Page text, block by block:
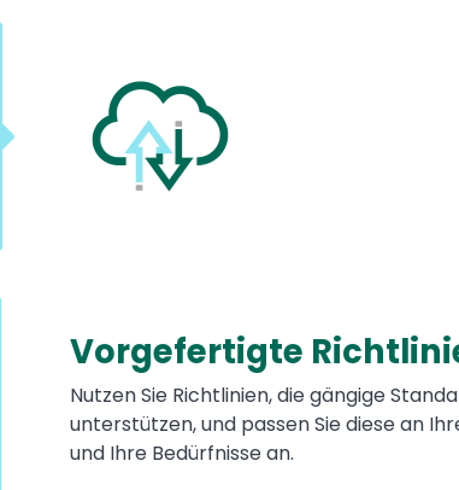
Vorgefertigte
Nutzen Sie Richtlinien, die gängige
unterstützen, und passen Sie diese an
und Ihre Bedürfnisse an.